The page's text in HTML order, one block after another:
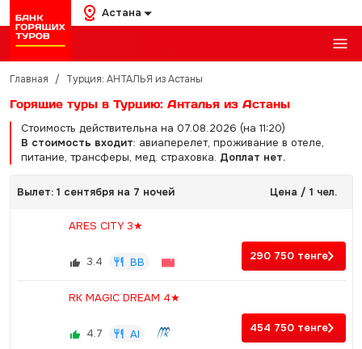
Астана
Главная / Турция: АНТАЛЬЯ из Астаны
Горящие туры в Турцию: Анталья из Астаны
Стоимость действительна на 07.08.2026 (на 11:20)
В стоимость входит: авиаперелет, проживание в отеле,
питание, трансферы, мед. страховка. Доплат нет.
Вылет: 1 сентября на 7 ночей Цена / 1 чел.
ARES CITY 3★
3.4 BB 290 750 тенге
RK MAGIC DREAM 4★
4.7 AI 454 750 тенге